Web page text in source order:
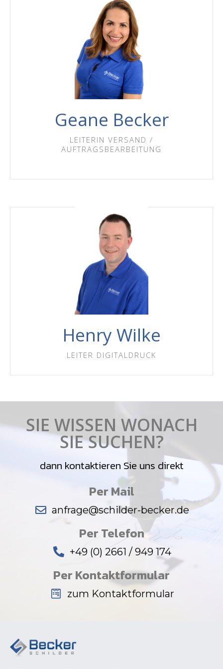
Geane Becker
LEITERIN VERSAND /
AUFTRAGSBEARBEITUNG
Henry Wilke
LEITER DIGITALDRUCK
SIE WISSEN WONACH
SIE SUCHEN?
dann kontaktieren Sie uns direkt
Per Mail
anfrage@schilder-becker.de
Per Telefon
+49 (0) 2661 / 949 174
Per Kontaktformular
zum Kontaktformular